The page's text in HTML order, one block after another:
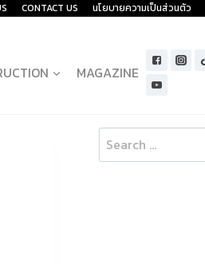
CONTACT US นโยบายความเป็นส่วนตัว
MAGAZINE
Search
for: